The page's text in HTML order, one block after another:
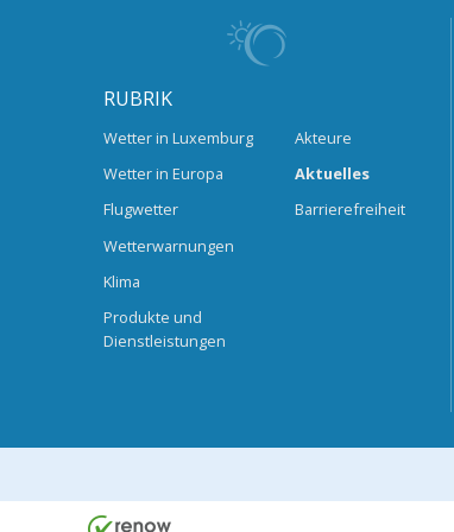
RUBRIK
Wetter in Luxemburg
Wetter in Europa
Flugwetter
Wetterwarnungen
Klima
Produkte und
Dienstleistungen
Akteure
Aktuelles
Barrierefreiheit